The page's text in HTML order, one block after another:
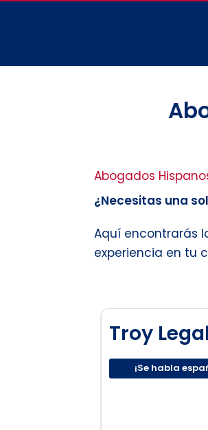
Abogados
¿Necesitas una
Aquí encontrarás
experiencia en tu
Troy
¡Se habla